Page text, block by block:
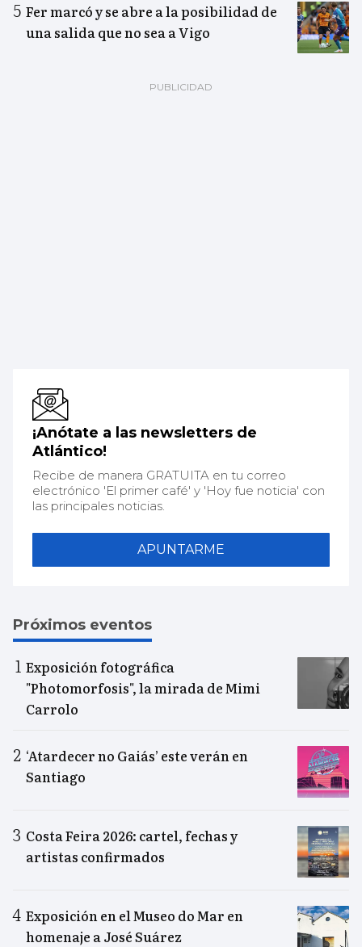
Fer marcó y se abre a la posibilidad de
una salida que no sea a Vigo
¡Anótate a las newsletters de
Atlántico!
Recibe de manera GRATUITA en tu correo
electrónico 'El primer café' y 'Hoy fue noticia' con
las principales noticias.
APUNTARME
Próximos eventos
Exposición fotográfica
"Photomorfosis", la mirada de Mimi
Carrolo
‘Atardecer no Gaiás’ este verán en
Santiago
Costa Feira 2026: cartel, fechas y
artistas confirmados
Exposición en el Museo do Mar en
homenaje a José Suárez